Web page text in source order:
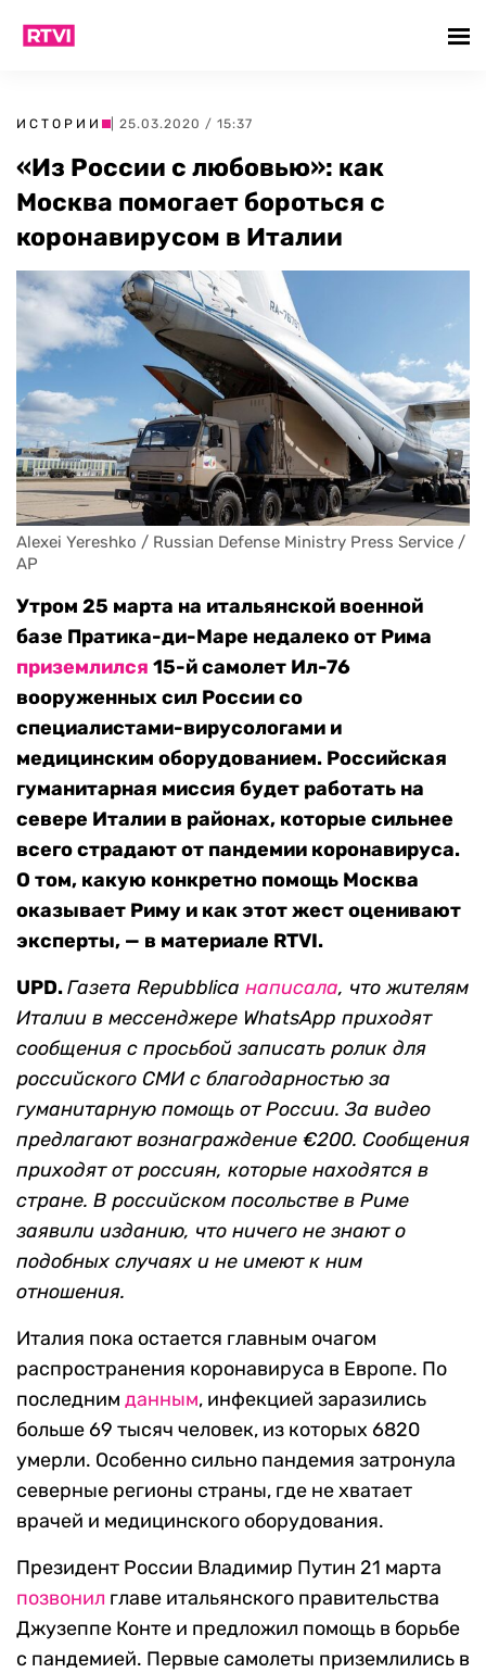
ИСТОРИИ | 25.03.2020 / 15:37
«Из России с любовью»: как
Москва помогает бороться с
коронавирусом в Италии
Alexei Yereshko / Russian Defense Ministry Press Service /
AP
Утром 25 марта на итальянской военной
базе Пратика-ди-Маре недалеко от Рима
приземлился 15-й самолет Ил-76
вооруженных сил России со
специалистами-вирусологами и
медицинским оборудованием. Российская
гуманитарная миссия будет работать на
севере Италии в районах, которые сильнее
всего страдают от пандемии коронавируса.
О том, какую конкретно помощь Москва
оказывает Риму и как этот жест оценивают
эксперты, — в материале RTVI.
UPD.Газета Repubblica написала, что жителям
Италии в мессенджере WhatsApp приходят
сообщения с просьбой записать ролик для
российского СМИ с благодарностью за
гуманитарную помощь от России. За видео
предлагают вознаграждение €200. Сообщения
приходят от россиян, которые находятся в
стране. В российском посольстве в Риме
заявили изданию, что ничего не знают о
подобных случаях и не имеют к ним
отношения.
Италия пока остается главным очагом
распространения коронавируса в Европе. По
последним данным, инфекцией заразились
больше 69 тысяч человек, из которых 6820
умерли. Особенно сильно пандемия затронула
северные регионы страны, где не хватает
врачей и медицинского оборудования.
Президент России Владимир Путин 21 марта
позвонил главе итальянского правительства
Джузеппе Конте и предложил помощь в борьбе
с пандемией. Первые самолеты приземлились в